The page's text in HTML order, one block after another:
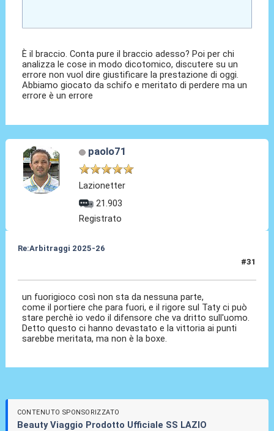
È il braccio. Conta pure il braccio adesso? Poi per chi
analizza le cose in modo dicotomico, discutere su un
errore non vuol dire giustificare la prestazione di oggi.
Abbiamo giocato da schifo e meritato di perdere ma un
errore è un errore
paolo71
Lazionetter
21.903
Registrato
Re:Arbitraggi 2025-26
#31
un fuorigioco così non sta da nessuna parte,
come il portiere che para fuori, e il rigore sul Taty ci può
stare perchè io vedo il difensore che va dritto sull'uomo.
Detto questo ci hanno devastato e la vittoria ai punti
sarebbe meritata, ma non è la boxe.
CONTENUTO SPONSORIZZATO
Beauty Viaggio Prodotto Ufficiale SS LAZIO